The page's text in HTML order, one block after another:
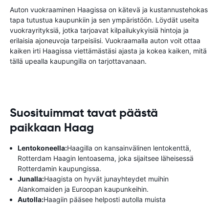
Auton vuokraaminen Haagissa on kätevä ja kustannustehokas
tapa tutustua kaupunkiin ja sen ympäristöön. Löydät useita
vuokrayrityksiä, jotka tarjoavat kilpailukykyisiä hintoja ja
erilaisia ​​ajoneuvoja tarpeisiisi. Vuokraamalla auton voit ottaa
kaiken irti Haagissa viettämästäsi ajasta ja kokea kaiken, mitä
tällä upealla kaupungilla on tarjottavanaan.
Suosituimmat tavat päästä
paikkaan Haag
Lentokoneella:Haagilla on kansainvälinen lentokenttä,
Rotterdam Haagin lentoasema, joka sijaitsee läheisessä
Rotterdamin kaupungissa.
Junalla:Haagista on hyvät junayhteydet muihin
Alankomaiden ja Euroopan kaupunkeihin.
Autolla:Haagiin pääsee helposti autolla muista